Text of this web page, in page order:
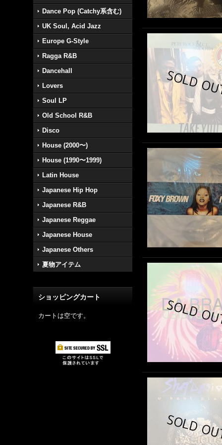
Dance Pop (Catchy系含む)
UK Soul, Acid Jazz
Europe G-Style
Ragga R&B
Dancehall
Lovers
Soul LP
Old School R&B
Disco
House (2000〜)
House (1990〜1999)
Latin House
Japanese Hip Hop
Japanese R&B
Japanese Reggae
Japanese House
Japanese Others
夏物アイテム
ショッピングカート
カートは空です。